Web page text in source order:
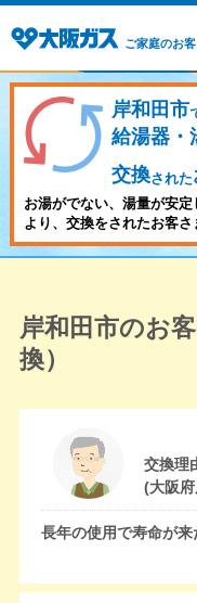
ご家庭のお客
岸和田市
給湯器・
交換された
お湯がでない、湯量が安
より、交換をされたお客さ
岸和田市のお
換）
交換理
(大阪
長年の使用で寿命が